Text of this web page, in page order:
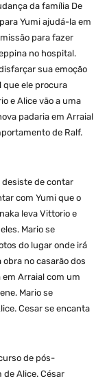
da família De
Yumi ajudá-la em
para fazer
no hospital.
sua emoção
que ele procura
e Alice vão a uma
padaria em Arraial
de Ralf.
desiste de contar
com Yumi que o
leva Vittorio e
Mario se
do lugar onde irá
no casarão dos
em Arraial com um
Mario se
Cesar se encanta
de pós-
de Alice. César